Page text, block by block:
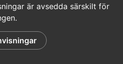
är avsedda särskilt för